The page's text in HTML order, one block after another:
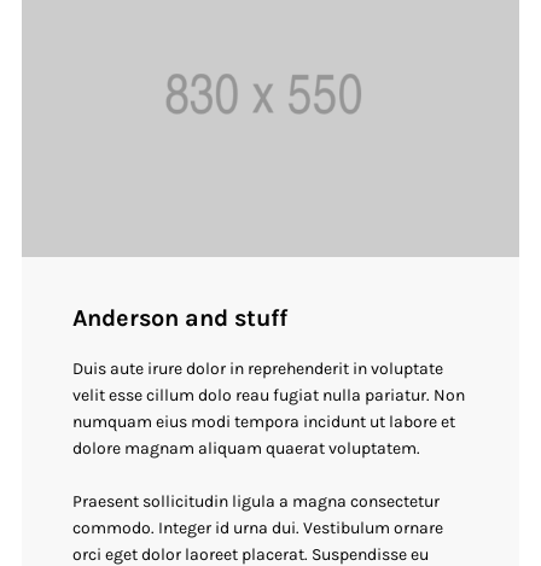
Anderson and stuff
Duis aute irure dolor in reprehenderit in voluptate
velit esse cillum dolo reau fugiat nulla pariatur. Non
numquam eius modi tempora incidunt ut labore et
dolore magnam aliquam quaerat voluptatem.
Praesent sollicitudin ligula a magna consectetur
commodo. Integer id urna dui. Vestibulum ornare
orci eget dolor laoreet placerat. Suspendisse eu